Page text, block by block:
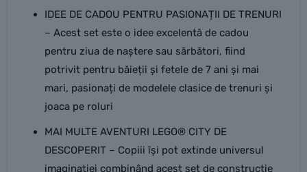
IDEE DE CADOU PENTRU PASIONAȚII DE TRENURI
– Acest set este o idee excelentă de cadou
pentru ziua de naștere sau sărbători, fiind
potrivit pentru băieții și fetele de 7 ani și mai
mari, pasionați de modelele clasice de trenuri și
joaca pe roluri
MAI MULTE AVENTURI LEGO® CITY DE
DESCOPERIT – Copiii își pot extinde universul
imaginației combinând acest set de construcție